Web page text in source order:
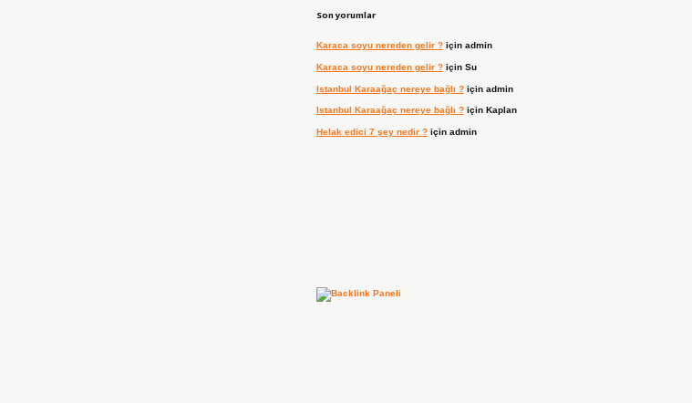
Son yorumlar
Karaca soyu nereden gelir ?için admin
Karaca soyu nereden gelir ?için Su
Istanbul Karaağaç nereye bağlı ?için admin
Istanbul Karaağaç nereye bağlı ?için Kaplan
Helak edici 7 şey nedir ?için admin